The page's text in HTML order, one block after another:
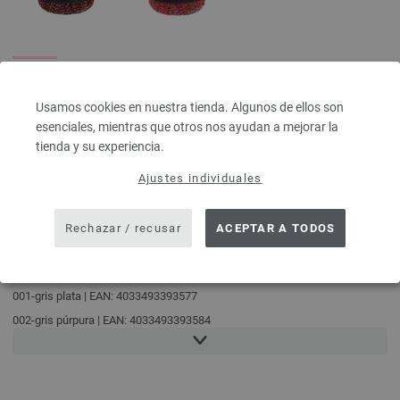
Usamos cookies en nuestra tienda. Algunos de ellos son
esenciales, mientras que otros nos ayudan a mejorar la
tienda y su experiencia.
Ajustes individuales
Rechazar / recusar ACEPTAR A TODOS
25 g
aprox. 115 m
cada 25 g
001-gris plata | EAN: 4033493393577
002-gris púrpura | EAN: 4033493393584